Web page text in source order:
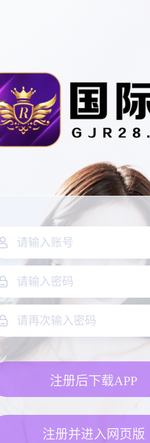
注册后下载APP
注册并进入网页版